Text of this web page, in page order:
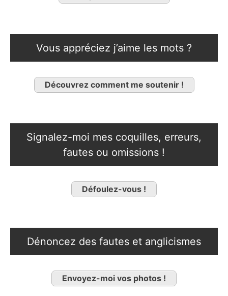
Vous appréciez j’aime les mots ?
Découvrez comment me soutenir !
Signalez-moi mes coquilles, erreurs,
fautes ou omissions !
Défoulez-vous !
Dénoncez des fautes et anglicismes
Envoyez-moi vos photos !